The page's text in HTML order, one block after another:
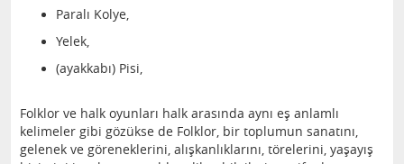
Paralı Kolye,
Yelek,
(ayakkabı) Pisi,
Folklor ve halk oyunları halk arasında aynı eş anlamlı
kelimeler gibi gözükse de Folklor, bir toplumun sanatını,
gelenek ve göreneklerini, alışkanlıklarını, törelerini, yaşayış